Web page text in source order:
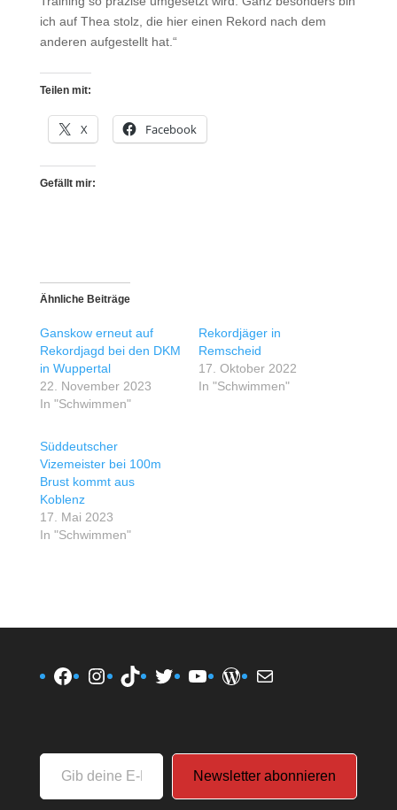
ich auf Thea stolz, die hier einen Rekord nach dem
anderen aufgestellt hat.“
Teilen mit:
X Facebook
Gefällt mir:
Ähnliche Beiträge
Ganskow erneut auf
Rekordjagd bei den DKM
in Wuppertal
22. November 2023
In "Schwimmen"
Rekordjäger in
Remscheid
17. Oktober 2022
In "Schwimmen"
Süddeutscher
Vizemeister bei 100m
Brust kommt aus
Koblenz
17. Mai 2023
In "Schwimmen"
Facebook
Instagram
TikTokTwitterYouTube
WordPress
E-Mail
deine
E-
Newsletter abonnieren